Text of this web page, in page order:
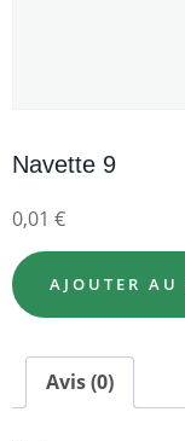
Navette 9
0,01 €
AJOUTER AU
Avis (0)